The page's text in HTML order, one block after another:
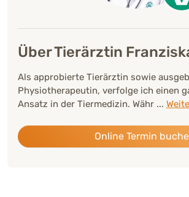
Über Tierärztin
Als approbierte Tierärztin sowie
Physiotherapeutin, verfolge ich einen
Ansatz in der Tiermedizin. Währ ...
Online Termin